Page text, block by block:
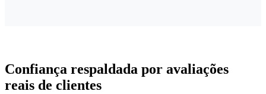
Confiança respaldada por avaliações
reais de clientes